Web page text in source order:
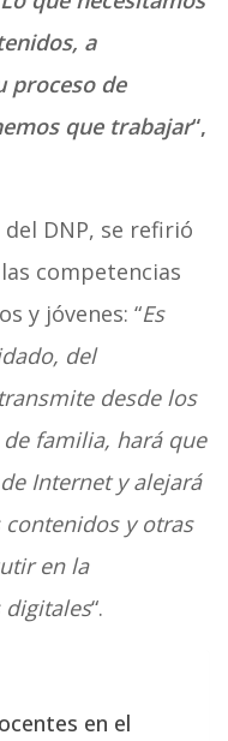
a
proceso de
que trabajar“,
DNP, se refirió
competencias
y jóvenes: “Es
del
desde los
familia, hará que
Internet y alejará
y otras
en la
digitales“.
en el